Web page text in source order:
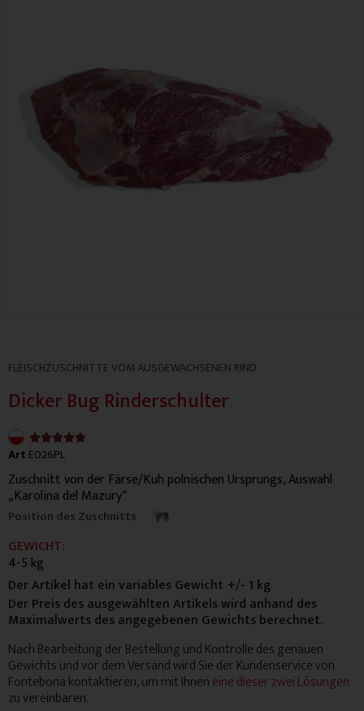
FLEISCHZUSCHNITTE VOM AUSGEWACHSENEN RIND
Dicker Bug Rinderschulter

Art E026PL
Zuschnitt von der Färse/Kuh polnischen Ursprungs, Auswahl
„Karolina del Mazury“
Position des Zuschnitts
GEWICHT:
4-5 kg
Der Artikel hat ein variables Gewicht +/- 1 kg
Der Preis des ausgewählten Artikels wird anhand des
Maximalwerts des angegebenen Gewichts berechnet.
Nach Bearbeitung der Bestellung und Kontrolle des genauen
Gewichts und vor dem Versand wird Sie der Kundenservice von
Fontebona kontaktieren, um mit Ihneneine dieser zwei Lösungen
zu vereinbaren.